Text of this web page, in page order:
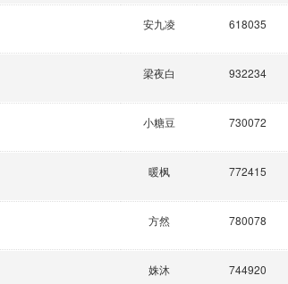
安九凌 618035
梁夜白 932234
小糖豆 730072
暖枫 772415
方然 780078
姝沐 744920